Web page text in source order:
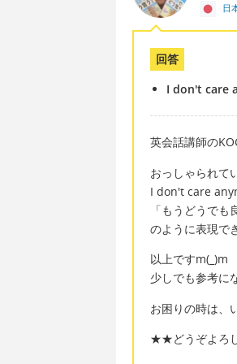
日
回答
I don't care
英会話講師の
おっしゃられて
I don't care
「もうどうでも
のように表現で
以上ですm(_)m
少しでも参考に
お困りの時は、
★★どうぞよろ